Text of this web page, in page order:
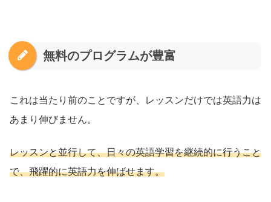
無料のプログラムが豊富
これは当たり前のことですが、レッスンだけでは英語力は
あまり伸びません。
レッスンと並行して、日々の英語学習を継続的に行うこと
で、飛躍的に英語力を伸ばせます。